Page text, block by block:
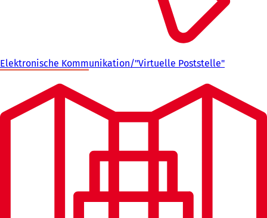
Elektronische Kommunikation/"Virtuelle Poststelle"